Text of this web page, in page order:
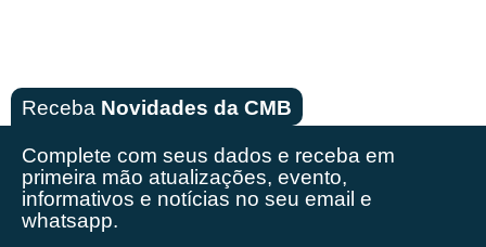
Receba Novidades da CMB
Complete com seus dados e receba em
primeira mão atualizações, evento,
informativos e notícias no seu email e
whatsapp.